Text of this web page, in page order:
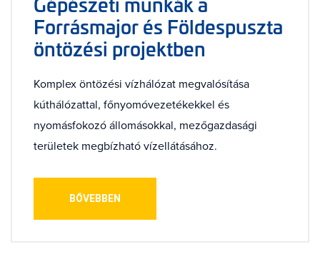
Forrásmajor és Földespuszta
öntözési projektben
Komplex öntözési vízhálózat megvalósítása
kúthálózattal, főnyomóvezetékekkel és
nyomásfokozó állomásokkal, mezőgazdasági
területek megbízható vízellátásához.
BŐVEBBEN